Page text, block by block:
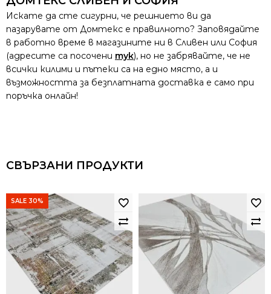
Искате да сте сигурни, че решнието ви да
пазарувате от Домтекс е правилното? Заповядайте
в работно време в магазините ни в Сливен или София
(адресите са посочени тук), но не забрявайте, че не
всички килими и пътеки са на едно място, а и
възможността за безплатната доставка е само при
поръчка онлайн!
СВЪРЗАНИ ПРОДУКТИ
SALE 30%